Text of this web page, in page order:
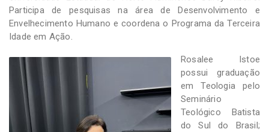
Participa de pesquisas na área de Desenvolvimento e
Envelhecimento Humano e coordena o Programa da Terceira
Idade em Ação.
Rosalee Istoe
possui graduação
em Teologia pelo
Seminário
Teológico Batista
do Sul do Brasil;